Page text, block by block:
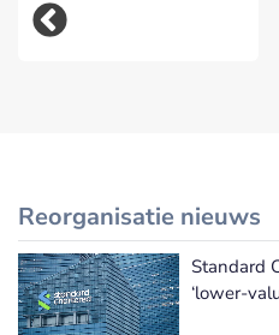
Reorganisatie nieuws
Standard
‘lower-